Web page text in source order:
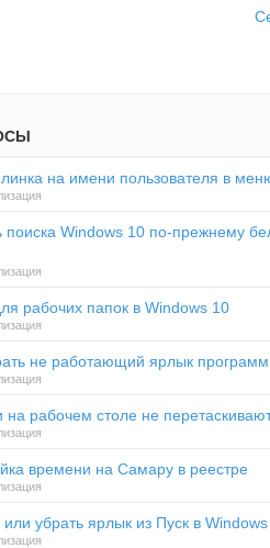
на имени пользователя в
поиска Windows 10 по-прежнему
рабочих папок в Windows 10
не работающий ярлык
на рабочем столе не
времени на Самару в реестре
убрать ярлык из Пуск в